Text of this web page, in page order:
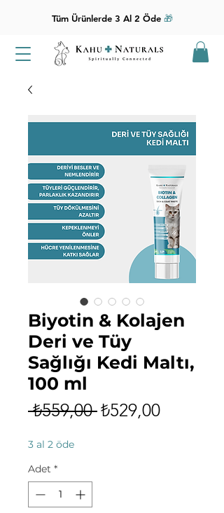
Tüm Ürünlerde 3 Al 2 Öde🎁
Biyotin & Kolajen
Deri ve Tüy
Sağlığı Kedi Maltı,
100 ml
₺559,00 Normal
₺529,00İndirimli
3 al 2 öde
Adet *